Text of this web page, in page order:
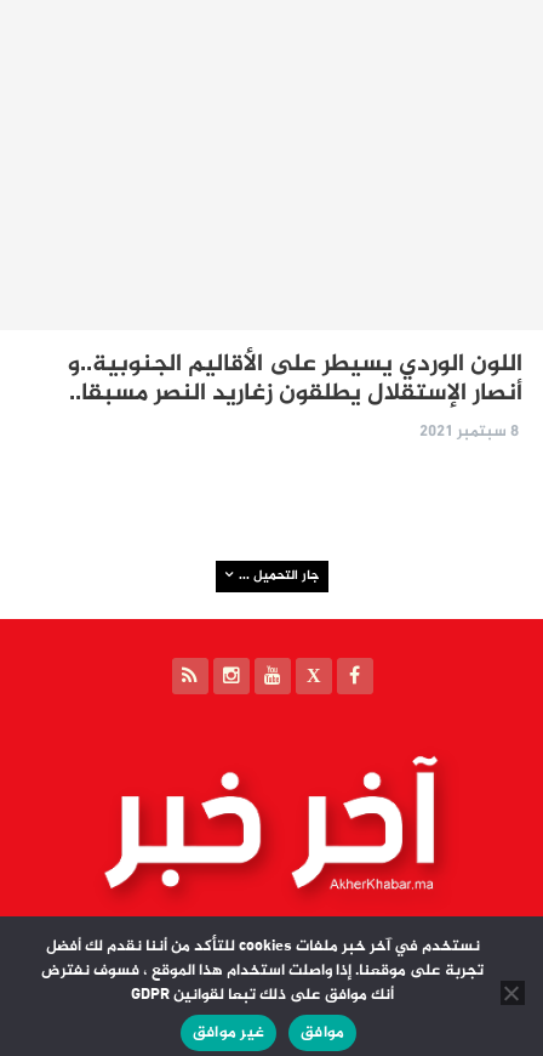
اللون الوردي يسيطر على الأقاليم الجنوبية..و
أنصار الإستقلال يطلقون زغاريد النصر مسبقا..
8 سبتمبر 2021
جار التحميل ...
مدير النشر : سعيد بندردكة | آخر خبر جميع الحقوق محفوظة © 2026
تصميم وبرمجة
نستخدم في آخر خبر ملفات cookies للتأكد من أننا نقدم لك أفضل
تجربة على موقعنا. إذا واصلت استخدام هذا الموقع ، فسوف نفترض
أنك موافق على ذلك تبعا لقوانين GDPR
موافق
غير موافق